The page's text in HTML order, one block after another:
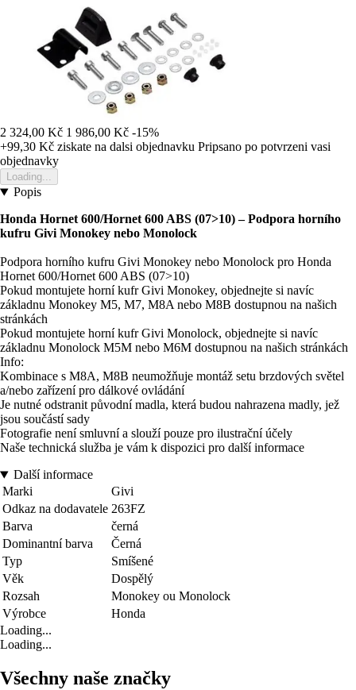
2 324,00 Kč 1 986,00 Kč -15%
+99,30 Kč ziskate na dalsi objednavku Pripsano po potvrzeni vasi
objednavky
Loading...
Popis
Honda Hornet 600/Hornet 600 ABS (07>10) – Podpora horního
kufru Givi Monokey nebo Monolock
Podpora horního kufru Givi Monokey nebo Monolock pro Honda
Hornet 600/Hornet 600 ABS (07>10)
Pokud montujete horní kufr Givi Monokey, objednejte si navíc
základnu Monokey M5, M7, M8A nebo M8B dostupnou na našich
stránkách
Pokud montujete horní kufr Givi Monolock, objednejte si navíc
základnu Monolock M5M nebo M6M dostupnou na našich stránkách
Info:
Kombinace s M8A, M8B neumožňuje montáž setu brzdových světel
a/nebo zařízení pro dálkové ovládání
Je nutné odstranit původní madla, která budou nahrazena madly, jež
jsou součástí sady
Fotografie není smluvní a slouží pouze pro ilustrační účely
Naše technická služba je vám k dispozici pro další informace
Další informace
Marki
Givi
Odkaz na dodavatele 263FZ
Barva
černá
Dominantní barva
Černá
Typ
Smíšené
Věk
Dospělý
Rozsah
Monokey ou Monolock
Výrobce
Honda
Loading...
Loading...
Všechny naše značky